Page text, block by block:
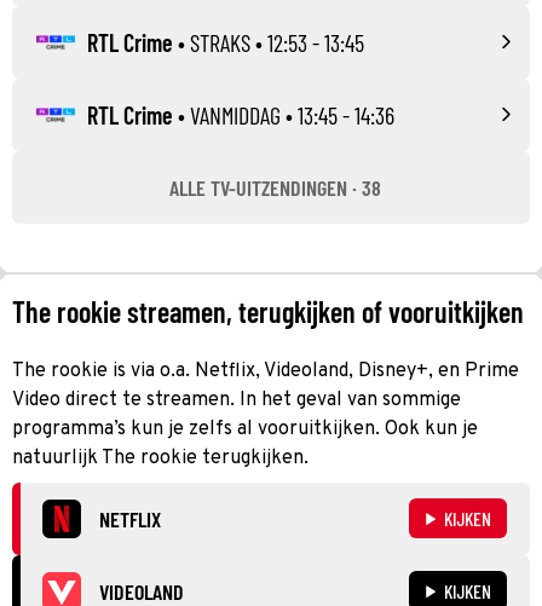
RTL Crime •STRAKS• 12:53 - 13:45
RTL Crime •VANMIDDAG • 13:45 - 14:36
ALLE TV-UITZENDINGEN · 38
The rookie streamen, terugkijken of vooruitkijken
The rookie is via o.a. Netflix, Videoland, Disney+, en Prime
Video direct te streamen. In het geval van sommige
programma’s kun je zelfs al vooruitkijken. Ook kun je
natuurlijk The rookie terugkijken.
NETFLIX KIJKEN
VIDEOLAND KIJKEN